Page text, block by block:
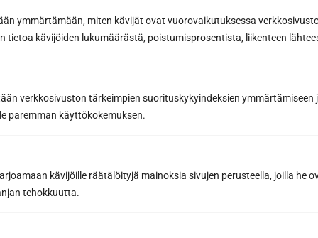
ymmärtämään, miten kävijät ovat vuorovaikutuksessa
tietoa kävijöiden lukumäärästä, poistumisprosentista, liikenteen
verkkosivuston tärkeimpien suorituskykyindeksien ymmärtämiseen
paremman käyttökokemuksen.
kävijöille räätälöityjä mainoksia sivujen perusteella, joilla he
tehokkuutta.